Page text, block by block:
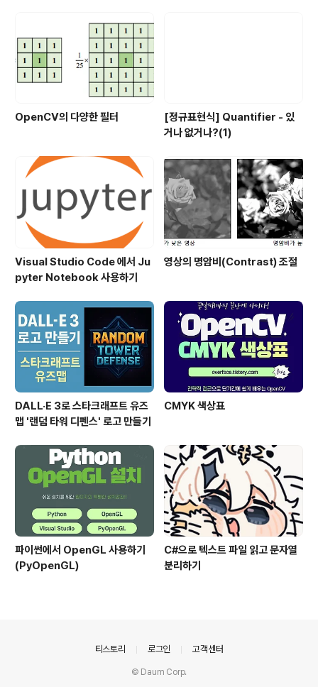
OpenCV의 다양한 필터
[정규표현식] Quantifier - 있
거나 없거나?(1)
Visual Studio Code 에서 Ju
pyter Notebook 사용하기
영상의 명암비(Contrast) 조절
DALL·E 3로 스타크래프트 유즈
맵 '랜덤 타워 디펜스' 로고 만들기
CMYK 색상표
파이썬에서 OpenGL 사용하기
(PyOpenGL)
C#으로 텍스트 파일 읽고 문자열
분리하기
티스토리 로그인 고객센터
© Daum Corp.